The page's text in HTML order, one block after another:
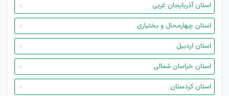
استان آذربایجان غربی
استان چهارمحال و بختیاری
استان اردبیل
استان خراسان شمالی
استان کردستان